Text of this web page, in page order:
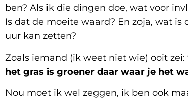
ben? Als ik die dingen doe, wat voor
Is dat de moeite waard? En zoja, wat
uur kan zetten?
Zoals iemand (ik weet niet wie) ooit zei:
het gras is groener daar waar je het
Nou moet ik wel zeggen, ik ben ook